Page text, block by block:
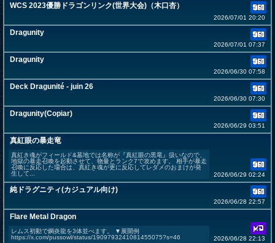
WCS 2023優勝ドラゴンリンク(世界大会)（木口杏）
2026/07/01 20:20
Dragunity
2026/07/01 07:37
Dragunity
2026/06/30 07:58
Deck Dragunité - juin 26
2026/06/30 07:30
Dragunity(Copiar)
2026/06/29 03:51
真紅眼の暴走竜
真紅き魂がフィールド&墓地では名称が『真紅眼の黒竜』扱いなので、
地獄の暴走召喚を起動させて、物量とランク7で攻めます。 相手が暴走
召喚に反応した場合は、真紅き魂が更に反応してレダメのおまけが発
生して...
2026/06/29 02:24
純ドラグニティ(カジュアル向け)
2026/06/28 22:57
Flare Metal Dragon
レムス初動で鋼炎龍を3体並べます。 ▼展開例
https://x.com/pussowl/status/1909793241081455075?s=46
2026/06/28 22:13